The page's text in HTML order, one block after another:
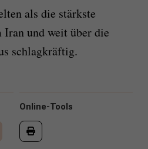
als die stärkste
und weit über die
schlagkräftig.
Online-Tools